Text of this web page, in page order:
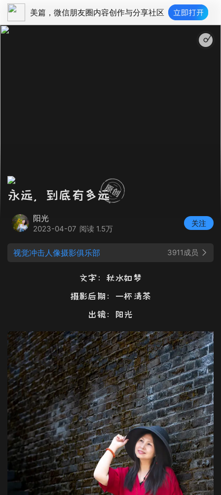
美篇，微信朋友圈内容创作与分享社区
永远，到底有多远
阳光
2023-04-07 阅读 1.5万
关注
视觉冲击人像摄影俱乐部 3911成员
文字：秋水如梦
摄影后期：一杯清茶
出镜：阳光